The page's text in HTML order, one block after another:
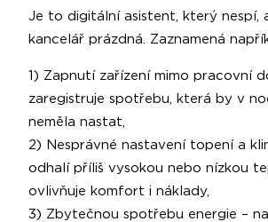
Je to digitální asistent, který nespí,
kancelář prázdná. Zaznamená
1) Zapnutí zařízení mimo pracovní
zaregistruje spotřebu, která by v
neměla nastat,
2) Nesprávné nastavení topení a
odhalí příliš vysokou nebo nízkou
ovlivňuje komfort i náklady,
3) Zbytečnou spotřebu energie –